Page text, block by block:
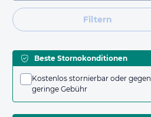
Filtern
Beste Stornokonditionen
Kostenlos stornierbar oder gegen
geringe Gebühr